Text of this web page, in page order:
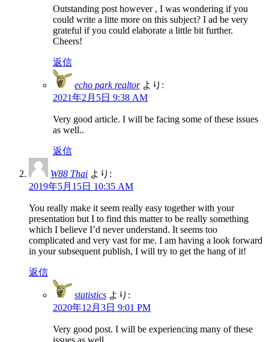
Outstanding post however , I was wondering if you
could write a litte more on this subject? I ad be very
grateful if you could elaborate a little bit further.
Cheers!
返信
echo park realtor より:
2021年2月5日 9:38 AM
Very good article. I will be facing some of these issues
as well..
返信
W88 Thai より:
2019年5月15日 10:35 AM
You really make it seem really easy together with your
presentation but I to find this matter to be really something
which I believe I’d never understand. It seems too
complicated and very vast for me. I am having a look forward
in your subsequent publish, I will try to get the hang of it!
返信
statistics より:
2020年12月3日 9:01 PM
Very good post. I will be experiencing many of these
issues as well..